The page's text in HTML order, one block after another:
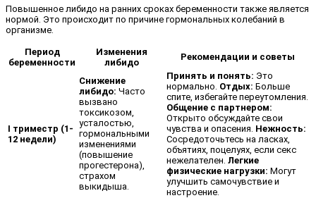
Повышенное либидо на ранних сроках беременности также является
нормой. Это происходит по причине гормональных колебаний в
организме.
Период
беременности
Изменения
либидо
Рекомендации и советы
I триместр (1-
12 недели)
Снижение
либидо: Часто
вызвано
токсикозом,
усталостью,
гормональными
изменениями
(повышение
прогестерона),
страхом
выкидыша.
Принять и понять: Это
нормально. Отдых: Больше
спите, избегайте переутомления.
Общение с партнером:
Открыто обсуждайте свои
чувства и опасения. Нежность:
Сосредоточьтесь на ласках,
объятиях, поцелуях, если секс
нежелателен. Легкие
физические нагрузки: Могут
улучшить самочувствие и
настроение.